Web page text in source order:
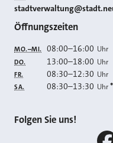
E-MAIL
Öffnungszeiten
MO.–MI. 08:00–16:00 Uhr
DO. 13:00–18:00 Uhr
FR. 08:30–12:30 Uhr
SA. 08:30–13:30 Uhr *
Folgen Sie uns!